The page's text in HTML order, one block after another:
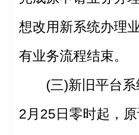
想改用新系统办理
有业务流程结束。
(三)新旧平台
2月25日零时起，